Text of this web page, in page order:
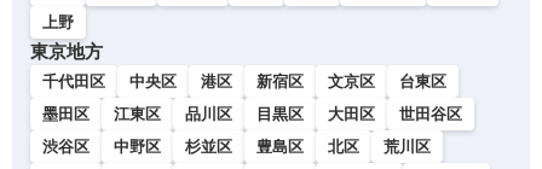
上野
東京地方
千代田区 中央区 港区 新宿区 文京区
台東区
墨田区
江東区 品川区 目黒区 大田区
世田谷区
渋谷区
中野区 杉並区 豊島区 北区
荒川区